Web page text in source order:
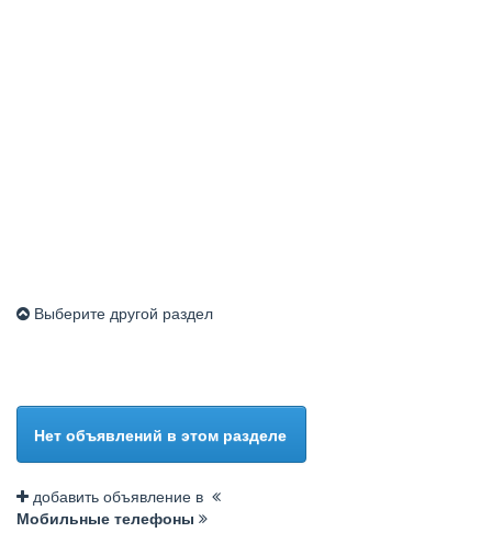
Выберите другой раздел
Нет объявлений в этом разделе
добавить объявление в
Мобильные телефоны